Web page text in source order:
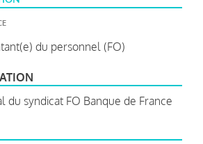
du personnel (FO)
du syndicat FO Banque de France